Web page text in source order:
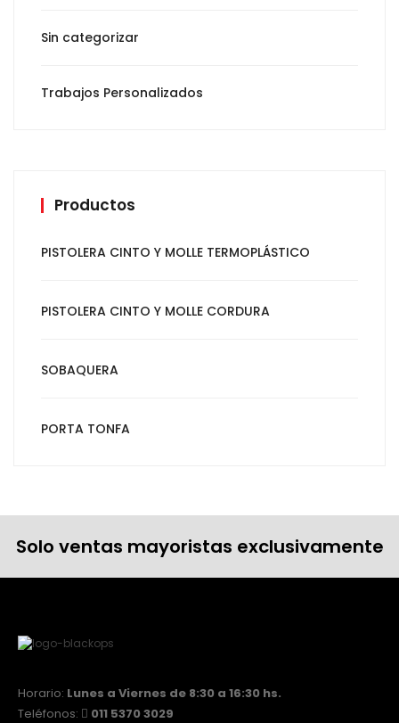
Sin categorizar
Trabajos Personalizados
Productos
PISTOLERA CINTO Y MOLLE TERMOPLÁSTICO
PISTOLERA CINTO Y MOLLE CORDURA
SOBAQUERA
PORTA TONFA
Solo ventas mayoristas exclusivamente
Horario: Lunes a Viernes de 8:30 a 16:30 hs.
Teléfonos:
011 5370 3029